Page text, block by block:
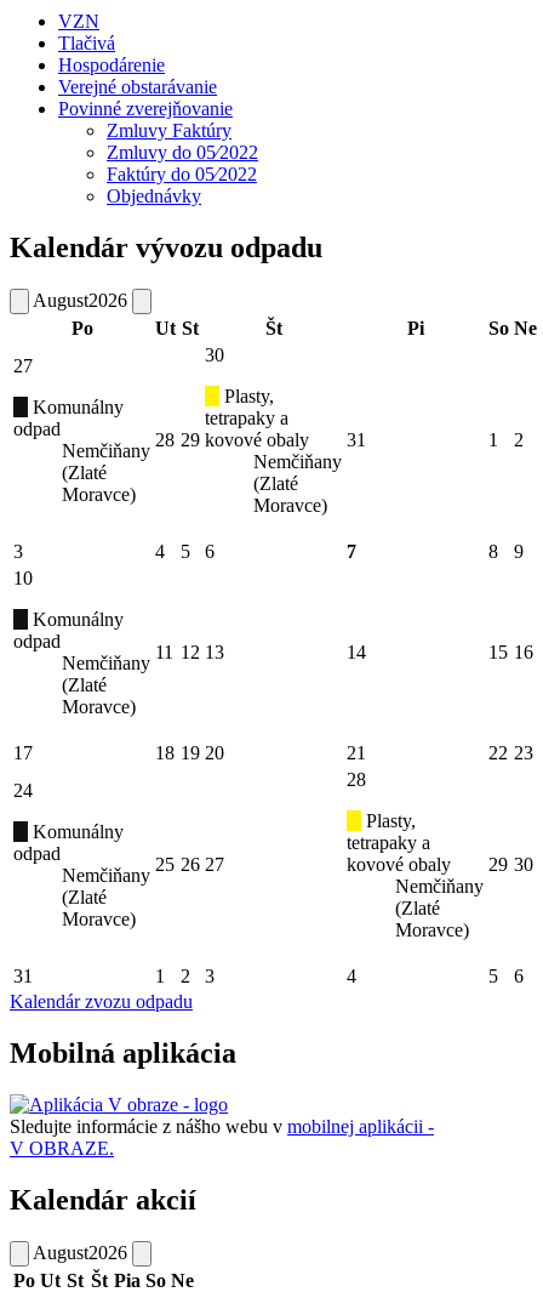
VZN
Tlačivá
Hospodárenie
Verejné obstarávanie
Povinné zverejňovanie
Zmluvy Faktúry
Zmluvy do 05⁄2022
Faktúry do 05⁄2022
Objednávky
Kalendár vývozu odpadu
August2026
Po
Ut St Št Pi So Ne
27
Komunálny
odpad
Nemčiňany
(Zlaté
Moravce)
28 29
30
Plasty,
tetrapaky a
kovové obaly
Nemčiňany
(Zlaté
Moravce)
31 1 2
3 4 5 6 7 8
9
10
Komunálny
odpad
Nemčiňany
(Zlaté
Moravce)
11 12 13 14 15 16
17 18 19 20 21 22 23
24
Komunálny
odpad
Nemčiňany
(Zlaté
Moravce)
25 26 27
28
Plasty,
tetrapaky a
kovové obaly
Nemčiňany
(Zlaté
Moravce)
29 30
31 1 2 3 4 5
6
Kalendár zvozu odpadu
Mobilná aplikácia
Sledujte informácie z nášho webu v mobilnej aplikácii -
V OBRAZE.
Kalendár akcií
August2026
Po Ut St Št Pia So Ne